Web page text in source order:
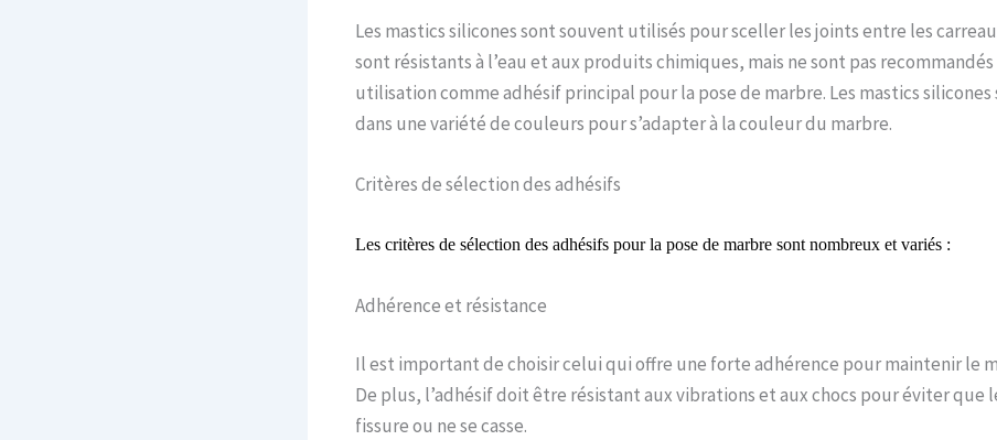
Les mastics silicones sont souvent utilisés pour sceller les joints entre les
sont résistants à l’eau et aux produits chimiques, mais ne sont pas
utilisation comme adhésif principal pour la pose de marbre. Les mastics
dans une variété de couleurs pour s’adapter à la couleur du marbre.
Critères de sélection des adhésifs
Les critères de sélection des adhésifs pour la pose de marbre sont nombreux et variés :
Adhérence et résistance
Il est important de choisir celui qui offre une forte adhérence pour maintenir le
De plus, l’adhésif doit être résistant aux vibrations et aux chocs pour éviter que
fissure ou ne se casse.